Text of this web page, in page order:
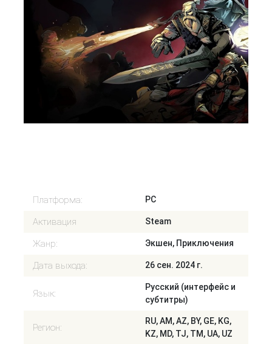
Платформа: PC
Активация Steam
Жанр: Экшен, Приключения
Дата выхода: 26 сен. 2024 г.
Язык:
Русский (интерфейс и
субтитры)
Регион:
RU, AM, AZ, BY, GE, KG,
KZ, MD, TJ, TM, UA, UZ